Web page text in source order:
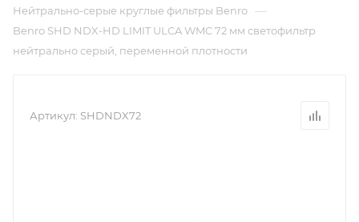
Нейтрально-серые круглые фильтры Benro —
Benro SHD NDX-HD LIMIT ULCA WMC 72 мм светофильтр
нейтрально серый, переменной плотности
Артикул: SHDNDX72